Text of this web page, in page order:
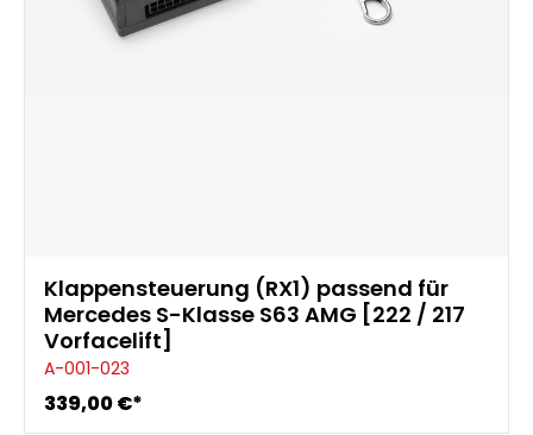
Klappensteuerung (RX1) passend für
Mercedes S-Klasse S63 AMG [222 / 217
Vorfacelift]
A-001-023
339,00 €*